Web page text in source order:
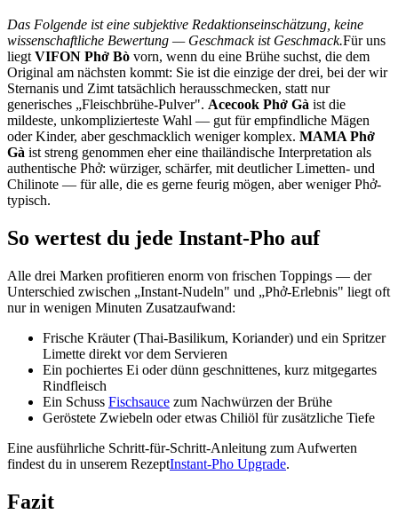
Das Folgende ist eine subjektive Redaktionseinschätzung, keine
wissenschaftliche Bewertung — Geschmack ist Geschmack.Für uns
liegt VIFON Phở Bò vorn, wenn du eine Brühe suchst, die dem
Original am nächsten kommt: Sie ist die einzige der drei, bei der wir
Sternanis und Zimt tatsächlich herausschmecken, statt nur
generisches „Fleischbrühe-Pulver". Acecook Phở Gà ist die
mildeste, unkomplizierteste Wahl — gut für empfindliche Mägen
oder Kinder, aber geschmacklich weniger komplex. MAMA Phở
Gà ist streng genommen eher eine thailändische Interpretation als
authentische Phở: würziger, schärfer, mit deutlicher Limetten- und
Chilinote — für alle, die es gerne feurig mögen, aber weniger Phở-
typisch.
So wertest du jede Instant-Pho auf
Alle drei Marken profitieren enorm von frischen Toppings — der
Unterschied zwischen „Instant-Nudeln" und „Phở-Erlebnis" liegt oft
nur in wenigen Minuten Zusatzaufwand:
Frische Kräuter (Thai-Basilikum, Koriander) und ein Spritzer
Limette direkt vor dem Servieren
Ein pochiertes Ei oder dünn geschnittenes, kurz mitgegartes
Rindfleisch
Ein Schuss Fischsauce zum Nachwürzen der Brühe
Geröstete Zwiebeln oder etwas Chiliöl für zusätzliche Tiefe
Eine ausführliche Schritt-für-Schritt-Anleitung zum Aufwerten
findest du in unserem RezeptInstant-Pho Upgrade.
Fazit